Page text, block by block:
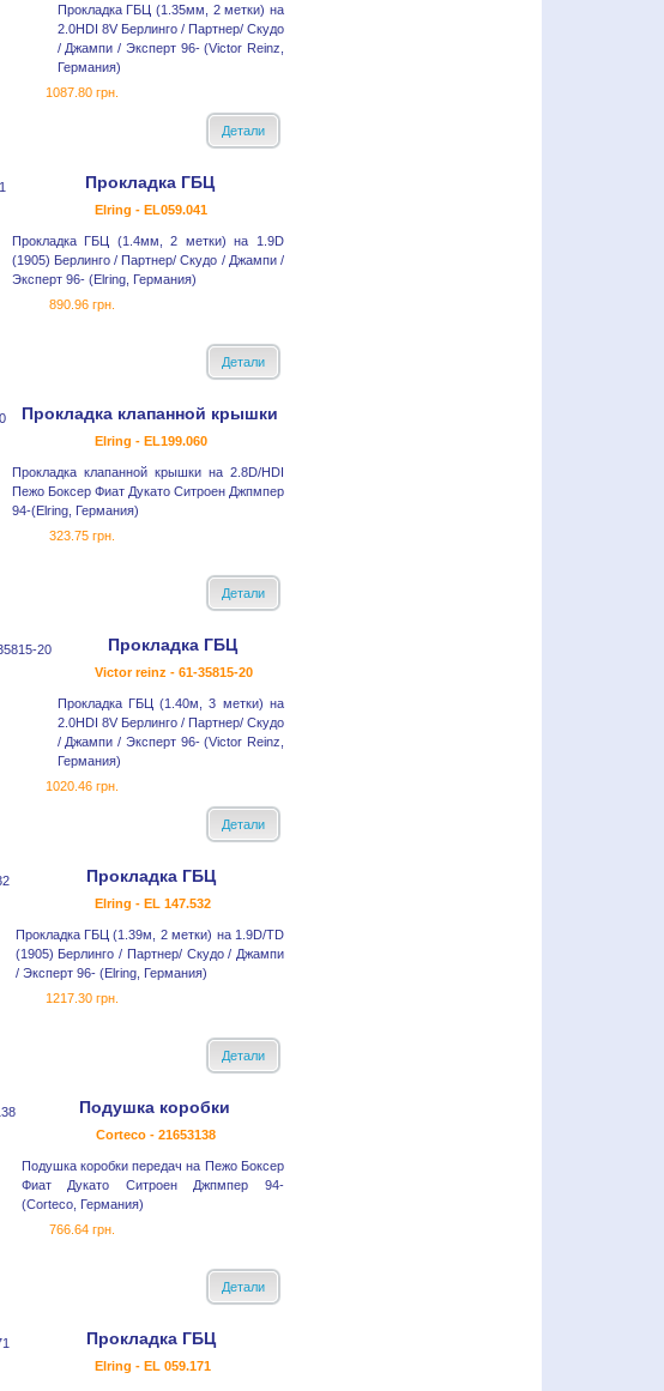
Прокладка ГБЦ (1.35мм, 2 метки) на
2.0HDI 8V Берлинго / Партнер/ Скудо
/ Джампи / Эксперт 96- (Victor Reinz,
Германия)
1087.80 грн.
Детали
Прокладка ГБЦ
Elring - EL059.041
Прокладка ГБЦ (1.4мм, 2 метки) на 1.9D
(1905) Берлинго / Партнер/ Скудо / Джампи /
Эксперт 96- (Elring, Германия)
890.96 грн.
Детали
Прокладка клапанной крышки
Elring - EL199.060
Прокладка клапанной крышки на 2.8D/HDI
Пежо Боксер Фиат Дукато Ситроен Джпмпер
94-(Elring, Германия)
323.75 грн.
Детали
Прокладка ГБЦ
Victor reinz - 61-35815-20
Прокладка ГБЦ (1.40м, 3 метки) на
2.0HDI 8V Берлинго / Партнер/ Скудо
/ Джампи / Эксперт 96- (Victor Reinz,
Германия)
1020.46 грн.
Детали
Прокладка ГБЦ
Elring - EL 147.532
Прокладка ГБЦ (1.39м, 2 метки) на 1.9D/TD
(1905) Берлинго / Партнер/ Скудо / Джампи
/ Эксперт 96- (Elring, Германия)
1217.30 грн.
Детали
Подушка коробки
Corteco - 21653138
Подушка коробки передач на Пежо Боксер
Фиат Дукато Ситроен Джпмпер 94-
(Corteco, Германия)
766.64 грн.
Детали
Прокладка ГБЦ
Elring - EL 059.171